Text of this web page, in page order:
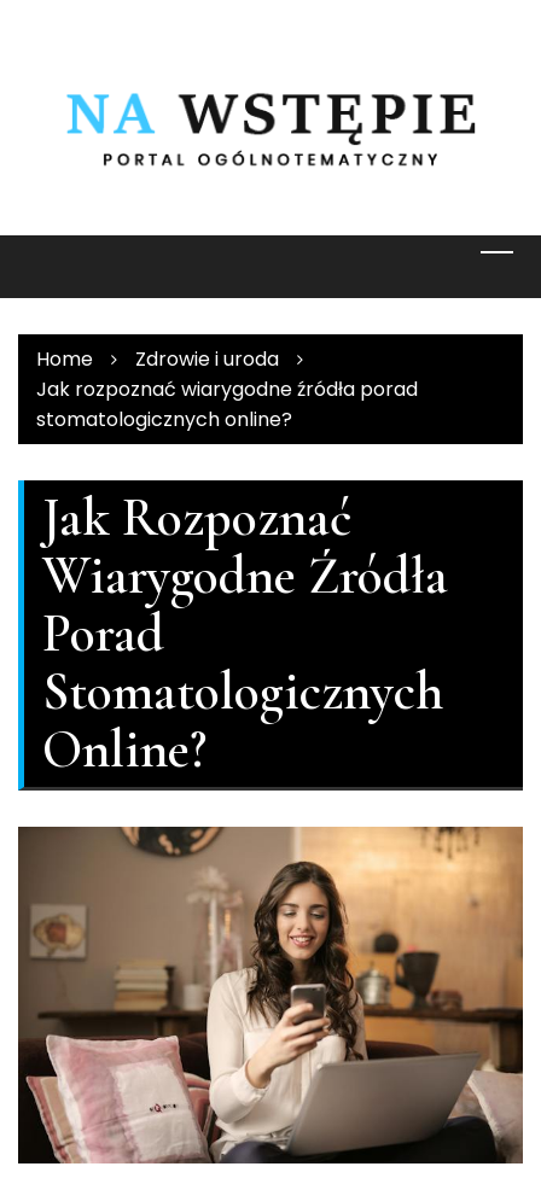
Home
Zdrowie i uroda
Jak rozpoznać wiarygodne źródła porad
stomatologicznych online?
Jak Rozpoznać
Wiarygodne Źródła
Porad
Stomatologicznych
Online?